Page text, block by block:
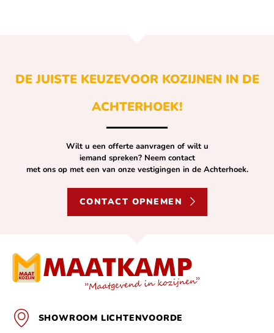
DE JUISTE KEUZEVOOR KOZIJNEN IN DE
ACHTERHOEK!
Wilt u een offerte aanvragen of wilt u
iemand spreken? Neem contact
met ons op met een van onze vestigingen in de Achterhoek.
CONTACT OPNEMEN
SHOWROOM LICHTENVOORDE